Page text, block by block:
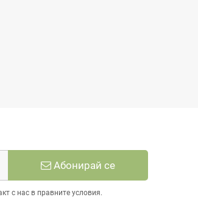
Абонирай се
с нас в правните условия.